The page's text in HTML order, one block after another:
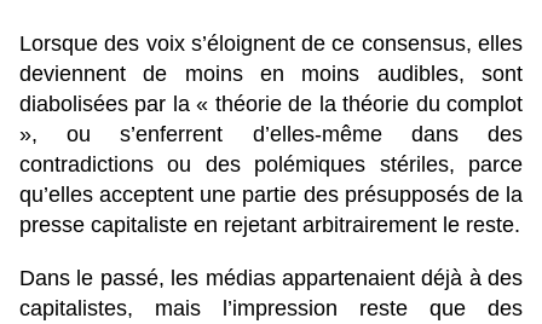
Lorsque des voix s’éloignent de ce consensus, elles
deviennent de moins en moins audibles, sont
diabolisées par la « théorie de la théorie du complot
», ou s’enferrent d’elles-même dans des
contradictions ou des polémiques stériles, parce
qu’elles acceptent une partie des présupposés de la
presse capitaliste en rejetant arbitrairement le reste.
Dans le passé, les médias appartenaient déjà à des
capitalistes, mais l’impression reste que des